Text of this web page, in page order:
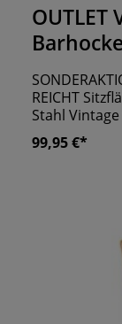
REICHT
Stahl Vintage verarbeitet
zu Ihrer
glänzt im
überzeugt
dem Sie
montiert,
99,95 €*